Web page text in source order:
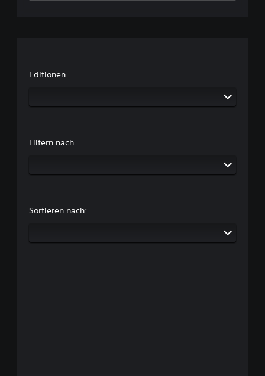
Editionen
Filtern nach
Sortieren nach: